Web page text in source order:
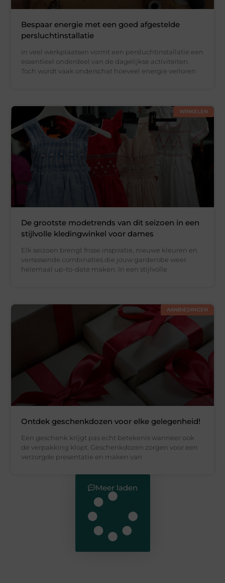
Bespaar energie met een goed afgestelde
persluchtinstallatie
In veel werkplaatsen vormt een persluchtinstallatie een
essentieel onderdeel van de dagelijkse activiteiten.
Toch wordt vaak onderschat hoeveel energie verloren
WINKELEN
De grootste modetrends van dit seizoen in een
stijlvolle kledingwinkel voor dames
Elk seizoen brengt frisse inspiratie, nieuwe kleuren en
verrassende combinaties die jouw garderobe weer
helemaal up-to-date maken. In een stijlvolle
AANBIEDINGEN
Ontdek geschenkdozen voor elke gelegenheid!
Een geschenk krijgt pas echt betekenis wanneer ook
de verpakking klopt. Geschenkdozen zorgen voor een
verzorgde presentatie en maken van
Meer laden